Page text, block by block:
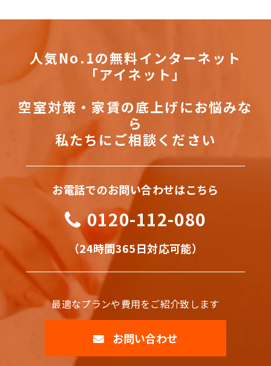
人気No.1の無料インターネット
「アイネット」
空室対策・家賃の底上げにお悩みな
ら
私たちにご相談ください
お電話でのお問い合わせはこちら
0120-112-080
（24時間365日対応可能）
最適なプランや費用をご紹介致します
お問い合わせ